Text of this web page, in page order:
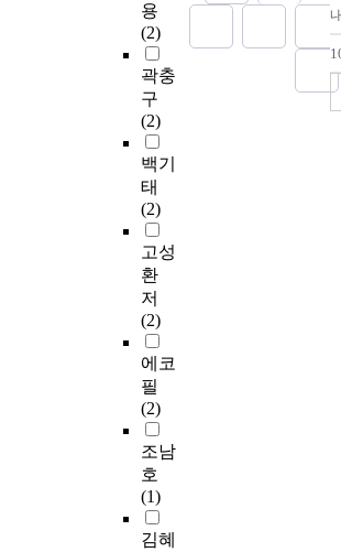
용
(2)
곽충
구
(2)
백기
태
(2)
고성
환
저
(2)
에코
필
(2)
조남
호
(1)
김혜